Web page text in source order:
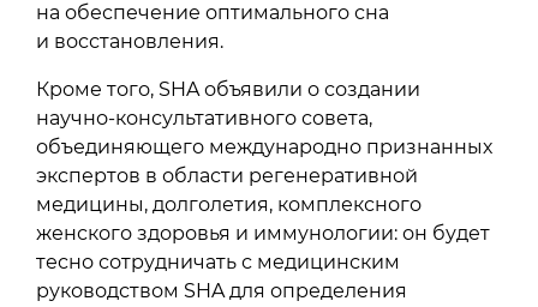
на обеспечение оптимального сна
и восстановления.
Кроме того, SHA объявили о создании
научно-консультативного совета,
объединяющего международно признанных
экспертов в области регенеративной
медицины, долголетия, комплексного
женского здоровья и иммунологии: он будет
тесно сотрудничать с медицинским
руководством SHA для определения